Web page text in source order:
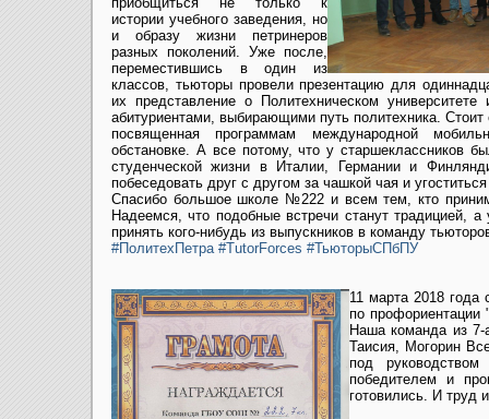
истории учебного заведения, но
и образу жизни петринеров
разных поколений. Уже после,
переместившись в один из
классов, тьюторы провели презентацию для
их представление о Политехническом
абитуриентами, выбирающими путь политехника. Стоит
посвященная программам международной
обстановке. А все потому, что у старшеклассников
студенческой жизни в Италии, Германии и
побеседовать друг с другом за чашкой чая и
Спасибо большое школе №222 и всем тем, кто
Надеемся, что подобные встречи станут
принять кого-нибудь из выпускников в команду
#ПолитехПетра #TutorForces #ТьюторыСПбПУ
11 марта 2018 года
по
Наша команда из
Таисия, Могорин
под
победителем и
готовились. И труд